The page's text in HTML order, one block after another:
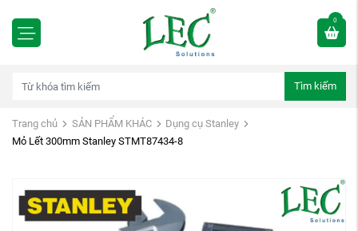
0
Tìm kiếm
Trang chủ SẢN PHẨM KHÁC
Dụng cụ Stanley
Mỏ Lết 300mm Stanley STMT87434-8